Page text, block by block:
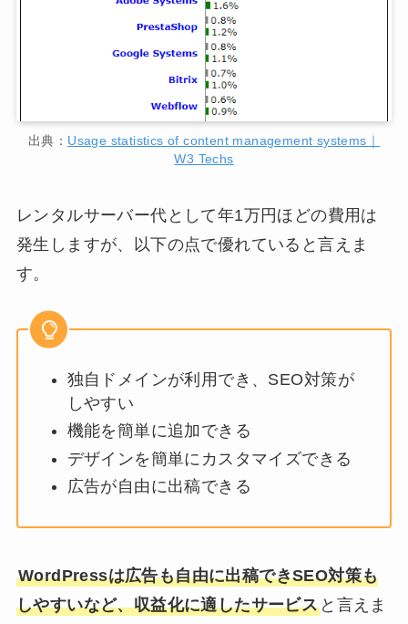
出典： Usage statistics of content management systems｜
W3 Techs
レンタルサーバー代として年1万円ほどの費用は
発生しますが、以下の点で優れていると言えま
す。
独自ドメインが利用でき、SEO対策が
しやすい
機能を簡単に追加できる
デザインを簡単にカスタマイズできる
広告が自由に出稿できる
WordPressは広告も自由に出稿できSEO対策も
しやすいなど、収益化に適したサービス と言えま